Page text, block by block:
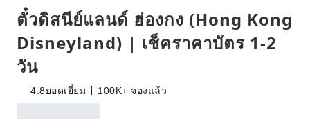
ตั๋วดิสนีย์แลนด์ ฮ่องกง (Hong Kong
Disneyland) | เช็คราคาบัตร 1-2
วัน
4.8ยอดเยี่ยม 100K+ จองแล้ว